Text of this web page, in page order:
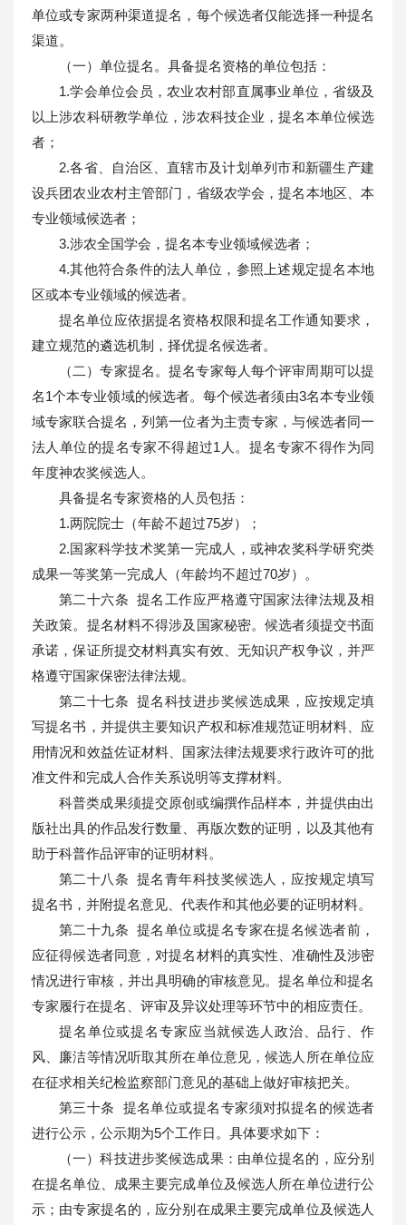
单位或专家两种渠道提名，每个候选者仅能选择一种提名
渠道。
（一）单位提名。具备提名资格的单位包括：
1.学会单位会员，农业农村部直属事业单位，省级及
以上涉农科研教学单位，涉农科技企业，提名本单位候选
者；
2.各省、自治区、直辖市及计划单列市和新疆生产建
设兵团农业农村主管部门，省级农学会，提名本地区、本
专业领域候选者；
3.涉农全国学会，提名本专业领域候选者；
4.其他符合条件的法人单位，参照上述规定提名本地
区或本专业领域的候选者。
提名单位应依据提名资格权限和提名工作通知要求，
建立规范的遴选机制，择优提名候选者。
（二）专家提名。提名专家每人每个评审周期可以提
名1个本专业领域的候选者。每个候选者须由3名本专业领
域专家联合提名，列第一位者为主责专家，与候选者同一
法人单位的提名专家不得超过1人。提名专家不得作为同
年度神农奖候选人。
具备提名专家资格的人员包括：
1.两院院士（年龄不超过75岁）；
2.国家科学技术奖第一完成人，或神农奖科学研究类
成果一等奖第一完成人（年龄均不超过70岁）。
第二十六条 提名工作应严格遵守国家法律法规及相
关政策。提名材料不得涉及国家秘密。候选者须提交书面
承诺，保证所提交材料真实有效、无知识产权争议，并严
格遵守国家保密法律法规。
第二十七条 提名科技进步奖候选成果，应按规定填
写提名书，并提供主要知识产权和标准规范证明材料、应
用情况和效益佐证材料、国家法律法规要求行政许可的批
准文件和完成人合作关系说明等支撑材料。
科普类成果须提交原创或编撰作品样本，并提供由出
版社出具的作品发行数量、再版次数的证明，以及其他有
助于科普作品评审的证明材料。
第二十八条 提名青年科技奖候选人，应按规定填写
提名书，并附提名意见、代表作和其他必要的证明材料。
第二十九条 提名单位或提名专家在提名候选者前，
应征得候选者同意，对提名材料的真实性、准确性及涉密
情况进行审核，并出具明确的审核意见。提名单位和提名
专家履行在提名、评审及异议处理等环节中的相应责任。
提名单位或提名专家应当就候选人政治、品行、作
风、廉洁等情况听取其所在单位意见，候选人所在单位应
在征求相关纪检监察部门意见的基础上做好审核把关。
第三十条 提名单位或提名专家须对拟提名的候选者
进行公示，公示期为5个工作日。具体要求如下：
（一）科技进步奖候选成果：由单位提名的，应分别
在提名单位、成果主要完成单位及候选人所在单位进行公
示；由专家提名的，应分别在成果主要完成单位及候选人